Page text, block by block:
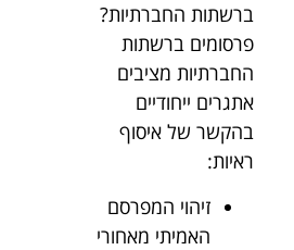
ברשתות החברתיות?
פרסומים ברשתות
החברתיות מציבים
אתגרים ייחודיים
בהקשר של איסוף
ראיות:
זיהוי המפרסם
האמיתי מאחורי